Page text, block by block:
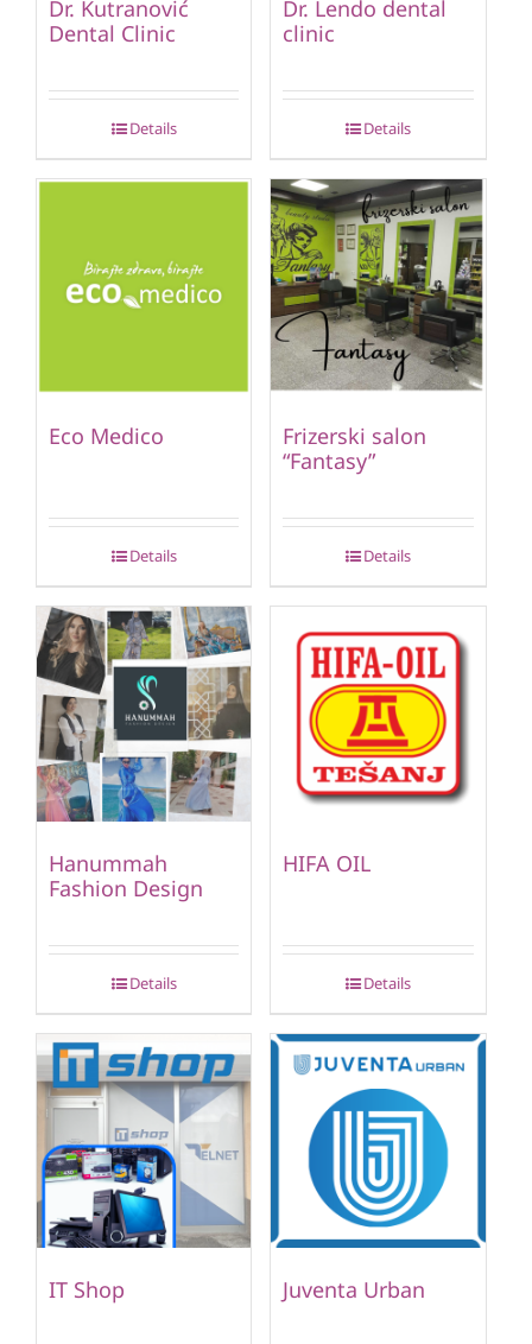
Dr. Kutranović
Dental Clinic
Details
Dr. Lendo dental
clinic
Details
Eco Medico
Details
Frizerski salon
“Fantasy”
Details
Hanummah
Fashion Design
Details
HIFA OIL
Details
IT Shop Juventa Urban